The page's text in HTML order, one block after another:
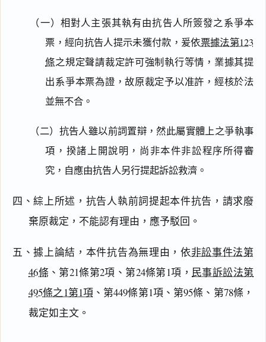
（一）相對人主張其執有由抗告人所簽發之系爭本
票，經向抗告人提示未獲付款，爰依票據法第123
條之規定聲請裁定許可強制執行等情，業據其提
出系爭本票為證，故原裁定予以准許，經核於法
並無不合。
（二）抗告人雖以前詞置辯，然此屬實體上之爭執事
項，揆諸上開說明，尚非本件非訟程序所得審
究，自應由抗告人另行提起訴訟救濟。
四、綜上所述，抗告人執前詞提起本件抗告，請求廢
棄原裁定，不能認有理由，應予駁回。
五、據上論結，本件抗告為無理由，依非訟事件法第
46條 、第21條第2項、第24條第1項， 民事訴訟法第
495條之1第1項 、第449條第1項、第95條、第78條，
裁定如主文。